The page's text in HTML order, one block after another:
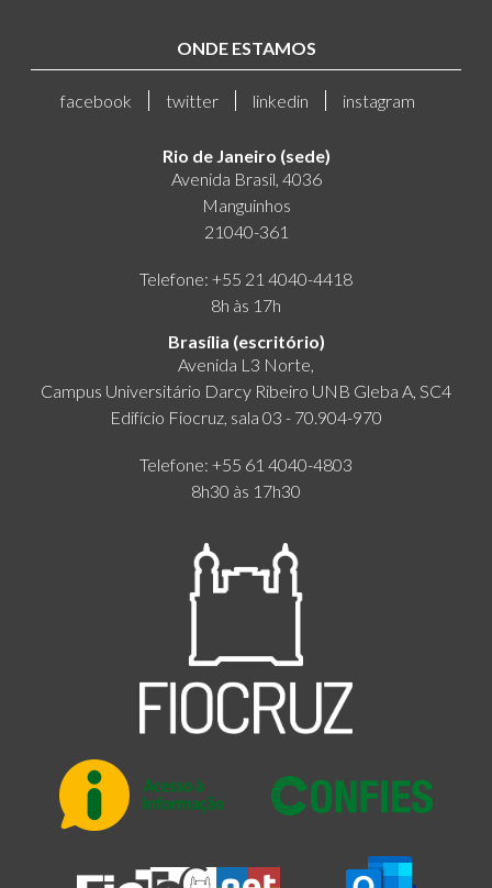
ONDE ESTAMOS
facebook twitter linkedin instagram
Rio de Janeiro (sede)
Avenida Brasil, 4036
Manguinhos
21040-361
Telefone: +55 21 4040-4418
8h às 17h
Brasília (escritório)
Avenida L3 Norte,
Campus Universitário Darcy Ribeiro UNB Gleba A, SC4
Edifício Fiocruz, sala 03 - 70.904-970
Telefone: +55 61 4040-4803
8h30 às 17h30